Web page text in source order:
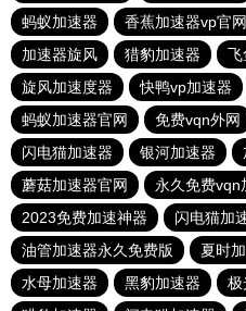
蚂蚁加速器
香蕉加速器vp官网
加速器旋风
猎豹加速器 飞
旋风加速度器
快鸭vp加速器
蚂蚁加速器官网
免费vqn外网
闪电猫加速器
银河加速器
蘑菇加速器官网
永久免费vqn
2023免费加速神器
闪电猫加
油管加速器永久免费版
夏时
水母加速器
黑豹加速器 极